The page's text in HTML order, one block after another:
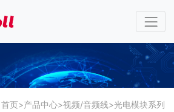
首页>产品中心>视频/音频线>光电模块系列